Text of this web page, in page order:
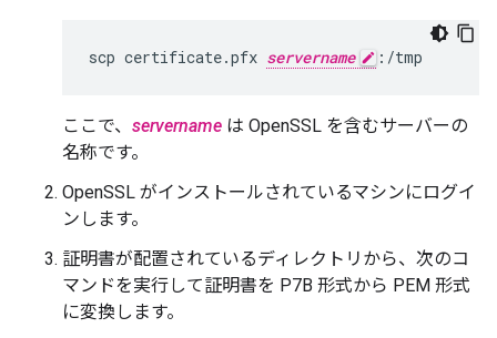
scp certificate.pfx servername :/tmp
ここで、 servername は OpenSSL を含むサーバーの
名称です。
OpenSSL がインストールされているマシンにログイ
ンします。
証明書が配置されているディレクトリから、次のコ
マンドを実行して証明書を P7B 形式から PEM 形式
に変換します。